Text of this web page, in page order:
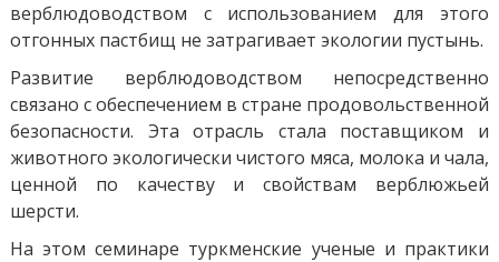
верблюдоводством с использованием для этого
отгонных пастбищ не затрагивает экологии пустынь.
Развитие верблюдоводством непосредственно
cвязано с обеспечением в стране продовольственной
безопасности. Эта отрасль стала поставщиком и
животного экологически чистого мяса, молока и чала,
ценной по качеству и свойствам верблюжьей
шерсти.
На этом семинаре туркменские ученые и практики